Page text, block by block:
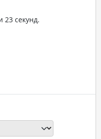
23 секунд.